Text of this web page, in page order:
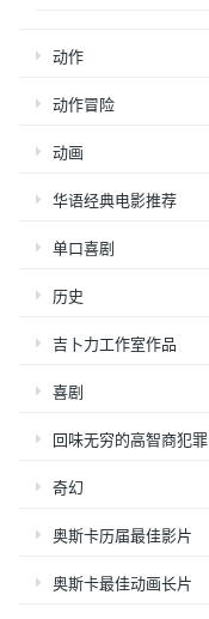
动作
动作冒险
动画
华语经典电影推荐
单口喜剧
历史
吉卜力工作室作品
喜剧
回味无穷的高智商犯罪
奇幻
奥斯卡历届最佳影片
奥斯卡最佳动画长片